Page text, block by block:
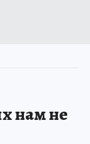
нам не